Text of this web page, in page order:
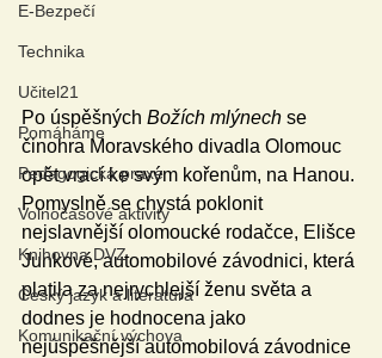
E-Bezpečí
Technika
Učitel21
Pomáháme
Pedagogická praxe
Volnočasové aktivity
Knihovna DVZ
Český jazyk a literatura
Komunikační výchova
Po úspěšných Božích mlýnech se
činohra Moravského divadla Olomouc
opět vrací ke svým kořenům, na Hanou.
Pomyslně se chystá poklonit
nejslavnější olomoucké rodačce, Elišce
Junkové, automobilové závodnici, která
platila za nejrychlejší ženu světa a
dodnes je hodnocena jako
nejúspěšnější automobilová závodnice